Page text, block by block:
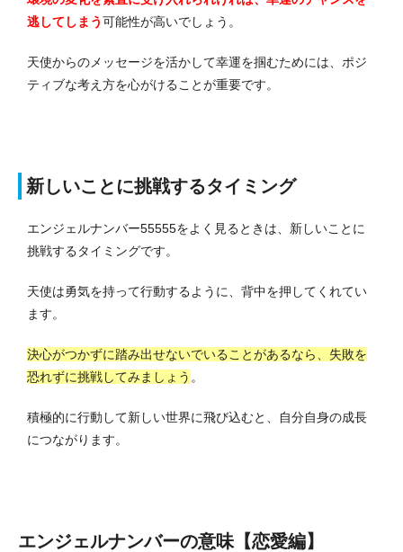
逃してしまう可能性が高いでしょう。
天使からのメッセージを活かして幸運を掴むためには、ポジ
ティブな考え方を心がけることが重要です。
新しいことに挑戦するタイミング
エンジェルナンバー55555をよく見るときは、新しいことに
挑戦するタイミングです。
天使は勇気を持って行動するように、背中を押してくれてい
ます。
決心がつかずに踏み出せないでいることがあるなら、失敗を
恐れずに挑戦してみましょう 。
積極的に行動して新しい世界に飛び込むと、自分自身の成長
につながります。
エンジェルナンバーの意味【恋愛編】